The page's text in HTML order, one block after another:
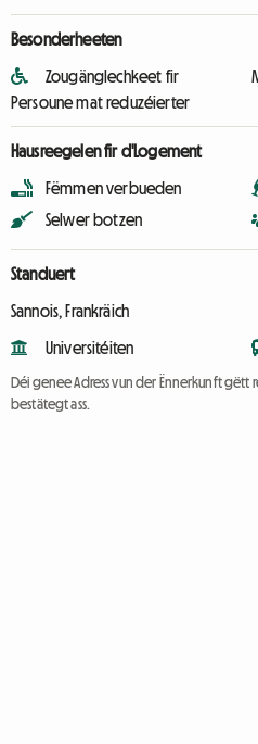
Besonderheeten
Zougänglechkeet fir
Persoune mat reduzéierter
Hausreegelen fir d'Logement
Fëmmen verbueden
Selwer botzen
Standuert
Sannois, Frankräich
Universitéiten
Déi genee Adress vun der Ënnerkunft
bestätegt ass.